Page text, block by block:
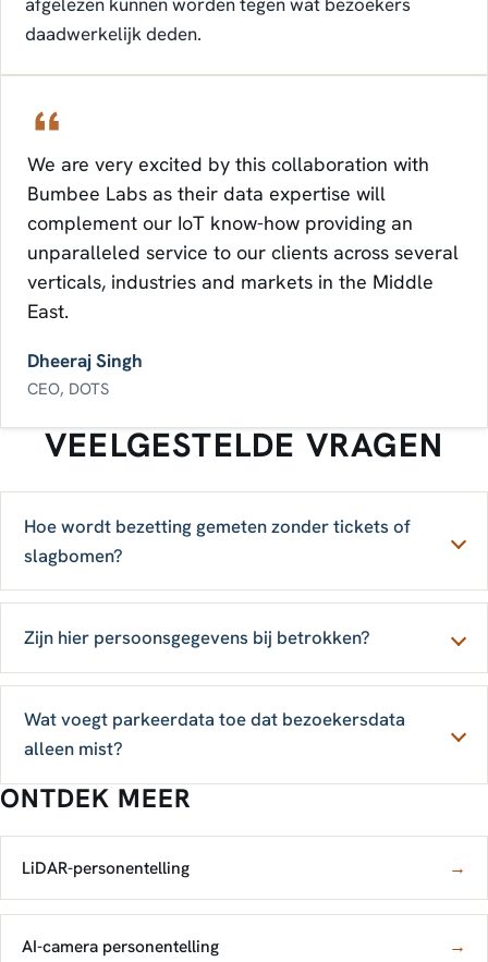
daadwerkelijk deden.
We are very excited by this collaboration with
Bumbee Labs as their data expertise will
complement our IoT know-how providing an
unparalleled service to our clients across several
verticals, industries and markets in the Middle
East.
Dheeraj Singh
CEO, DOTS
VEELGESTELDE VRAGEN
Hoe wordt bezetting gemeten zonder tickets of
slagbomen?
Zijn hier persoonsgegevens bij betrokken?
Wat voegt parkeerdata toe dat bezoekersdata
alleen mist?
ONTDEK MEER
LiDAR-personentelling →
AI-camera personentelling →